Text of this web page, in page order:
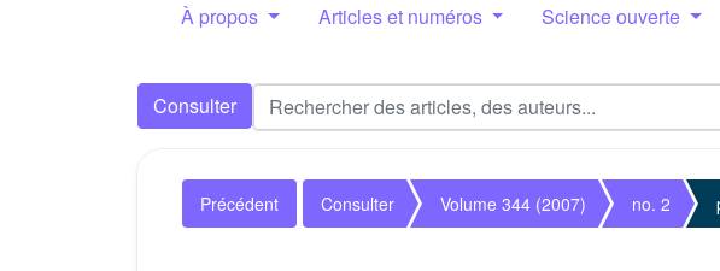
À propos Articles et numéros Science ouverte
Consulter
Précédent Consulter Volume 344 (2007) no. 2